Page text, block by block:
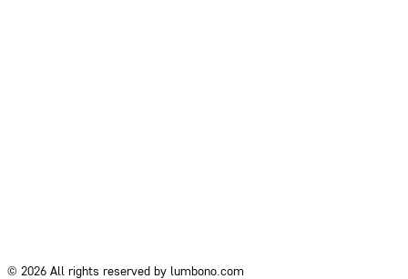
© 2026 All rights reserved by lumbono.com